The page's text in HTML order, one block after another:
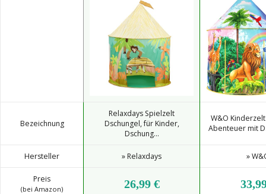
Bezeichnung
Relaxdays Spielzelt
Dschungel, für Kinder,
Dschung...
W&O
Abenteuer mit
Hersteller » Relaxdays »
Preis
(bei Amazon) 26,99 €